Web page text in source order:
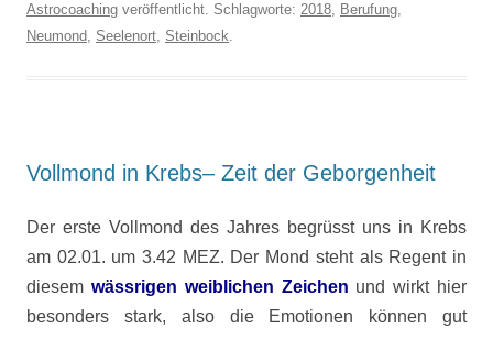
Astrocoaching veröffentlicht. Schlagworte: 2018, Berufung,
Neumond, Seelenort, Steinbock.
Vollmond in Krebs– Zeit der Geborgenheit
Der erste Vollmond des Jahres begrüsst uns in Krebs
am 02.01. um 3.42 MEZ. Der Mond steht als Regent in
diesem wässrigen weiblichen Zeichen und wirkt hier
besonders stark, also die Emotionen können gut